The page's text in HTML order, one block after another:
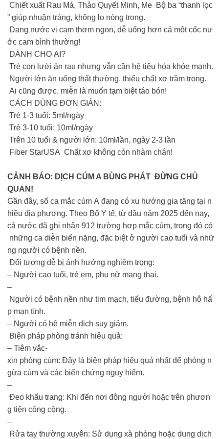
Chiết xuất Rau Má, Thảo Quyết Minh, Me Bộ ba “thanh lọc
” giúp nhuận tràng, không lo nóng trong.
Dạng nước vị cam thơm ngon, dễ uống hơn cả một cốc nư
ớc cam bình thường!
DÀNH CHO AI?
Trẻ con lười ăn rau nhưng vẫn cần hệ tiêu hóa khỏe mạnh.
Người lớn ăn uống thất thường, thiếu chất xơ trầm trọng.
Ai cũng được, miễn là muốn tạm biệt táo bón!
CÁCH DÙNG ĐƠN GIẢN:
Trẻ 1-3 tuổi: 5ml/ngày
Trẻ 3-10 tuổi: 10ml/ngày
Trên 10 tuổi & người lớn: 10ml/lần, ngày 2-3 lần
Fiber StarUSA Chất xơ không còn nhàm chán!
CẢNH BÁO: DỊCH CÚM A BÙNG PHÁT ĐỪNG CHỦ
QUAN!
Gần đây, số ca mắc cúm A đang có xu hướng gia tăng tại n
hiều địa phương. Theo Bộ Y tế, từ đầu năm 2025 đến nay,
cả nước đã ghi nhận 912 trường hợp mắc cúm, trong đó có
những ca diễn biến nặng, đặc biệt ở người cao tuổi và nhữ
ng người có bệnh nền.
Đối tượng dễ bị ảnh hưởng nghiêm trọng:
– Người cao tuổi, trẻ em, phụ nữ mang thai.
–
Người có bệnh nền như tim mạch, tiểu đường, bệnh hô hấ
p mạn tính.
– Người có hệ miễn dịch suy giảm.
Biện pháp phòng tránh hiệu quả:
– Tiêm vắc-
xin phòng cúm: Đây là biện pháp hiệu quả nhất để phòng n
gừa cúm và các biến chứng nguy hiểm.
–
Đeo khẩu trang: Khi đến nơi đông người hoặc trên phươn
g tiện công cộng.
–
Rửa tay thường xuyên: Sử dụng xà phòng hoặc dung dịch